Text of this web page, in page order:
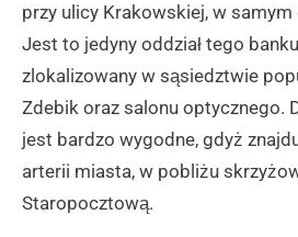
przy ulicy Krakowskiej, w
Jest to jedyny oddział tego
zlokalizowany w sąsiedztwie
Zdebik oraz salonu optycznego.
jest bardzo wygodne, gdyż
arterii miasta, w pobliżu
Staropocztową.